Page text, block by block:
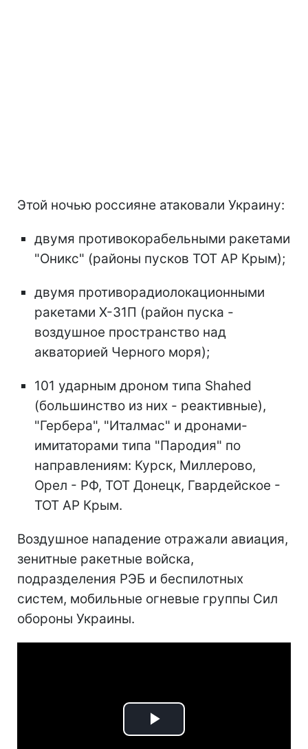
Этой ночью россияне атаковали Украину:
двумя противокорабельными ракетами
"Оникс" (районы пусков ТОТ АР Крым);
двумя противорадиолокационными
ракетами Х-31П (район пуска -
воздушное пространство над
акваторией Черного моря);
101 ударным дроном типа Shahed
(большинство из них - реактивные),
"Гербера", "Италмас" и дронами-
имитаторами типа "Пародия" по
направлениям: Курск, Миллерово,
Орел - РФ, ТОТ Донецк, Гвардейское -
ТОТ АР Крым.
Воздушное нападение отражали авиация,
зенитные ракетные войска,
подразделения РЭБ и беспилотных
систем, мобильные огневые группы Сил
обороны Украины.
Play